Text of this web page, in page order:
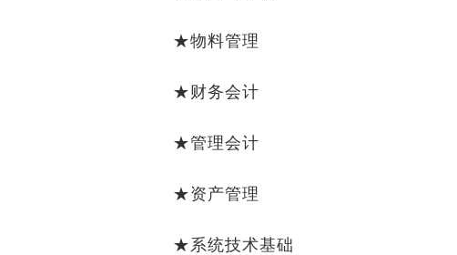
★物料管理
★财务会计
★管理会计
★资产管理
★系统技术基础